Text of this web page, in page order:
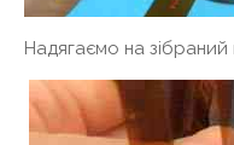
Надягаємо на